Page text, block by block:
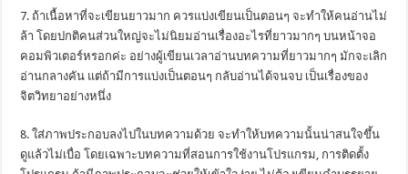
7. ถ้าเนื้อหาที่จะเขียนยาวมาก ควรแบ่งเขียนเป็นตอนๆ จะทำให้คนอ่านไม่
ล้า โดยปกติคนส่วนใหญ่จะไม่นิยมอ่านเรื่องอะไรที่ยาวมากๆ บนหน้าจอ
คอมพิวเตอร์หรอกค่ะ อย่างผู้เขียนเวลาอ่านบทความที่ยาวมากๆ มักจะเลิก
อ่านกลางคัน แต่ถ้ามีการแบ่งเป็นตอนๆ กลับอ่านได้จนจบ เป็นเรื่องของ
จิตวิทยาอย่างหนึ่ง
8. ใส่ภาพประกอบลงไปในบทความด้วย จะทำให้บทความนั้นน่าสนใจขึ้น
ดูแล้วไม่เบื่อ โดยเฉพาะบทความที่สอนการใช้งานโปรแกรม, การติดตั้ง